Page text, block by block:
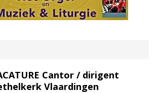
Cantor / dirigent
Vlaardingen